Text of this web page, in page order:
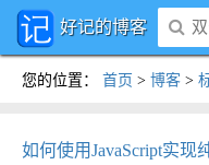
好记的博客
您的位置 ： 首页 > 博客 >
如何使用JavaScript实现